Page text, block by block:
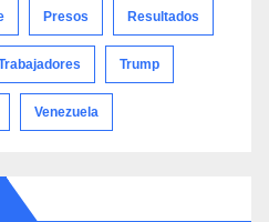
Presos Resultados
Trump
Venezuela